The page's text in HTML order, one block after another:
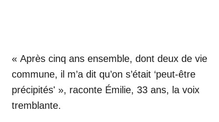
« Après cinq ans ensemble, dont deux de vie
commune, il m’a dit qu’on s’était ‘peut-être
précipités' », raconte Émilie, 33 ans, la voix
tremblante.